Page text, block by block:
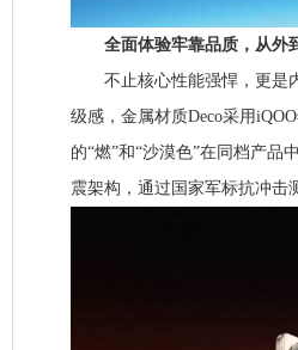
全面体验牢靠品质，从外
不止核心性能强悍，更是内
级感，金属材质Deco采用
的“燃”和“沙漠色”在同档产品
震架构，通过国家军标抗冲击